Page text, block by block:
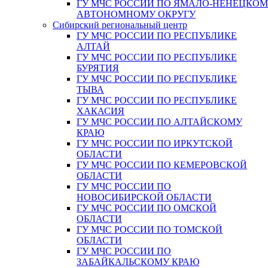
ГУ МЧС РОССИИ ПО ЯМАЛО-
АВТОНОМНОМУ ОКРУГУ
Сибирский региональный центр
ГУ МЧС РОССИИ ПО РЕСПУБЛИКЕ
АЛТАЙ
ГУ МЧС РОССИИ ПО РЕСПУБЛИКЕ
БУРЯТИЯ
ГУ МЧС РОССИИ ПО РЕСПУБЛИКЕ
ТЫВА
ГУ МЧС РОССИИ ПО РЕСПУБЛИКЕ
ХАКАСИЯ
ГУ МЧС РОССИИ ПО АЛТАЙСКОМУ
КРАЮ
ГУ МЧС РОССИИ ПО ИРКУТСКОЙ
ОБЛАСТИ
ГУ МЧС РОССИИ ПО КЕМЕРОВСКОЙ
ОБЛАСТИ
ГУ МЧС РОССИИ ПО
НОВОСИБИРСКОЙ ОБЛАСТИ
ГУ МЧС РОССИИ ПО ОМСКОЙ
ОБЛАСТИ
ГУ МЧС РОССИИ ПО ТОМСКОЙ
ОБЛАСТИ
ГУ МЧС РОССИИ ПО
ЗАБАЙКАЛЬСКОМУ КРАЮ